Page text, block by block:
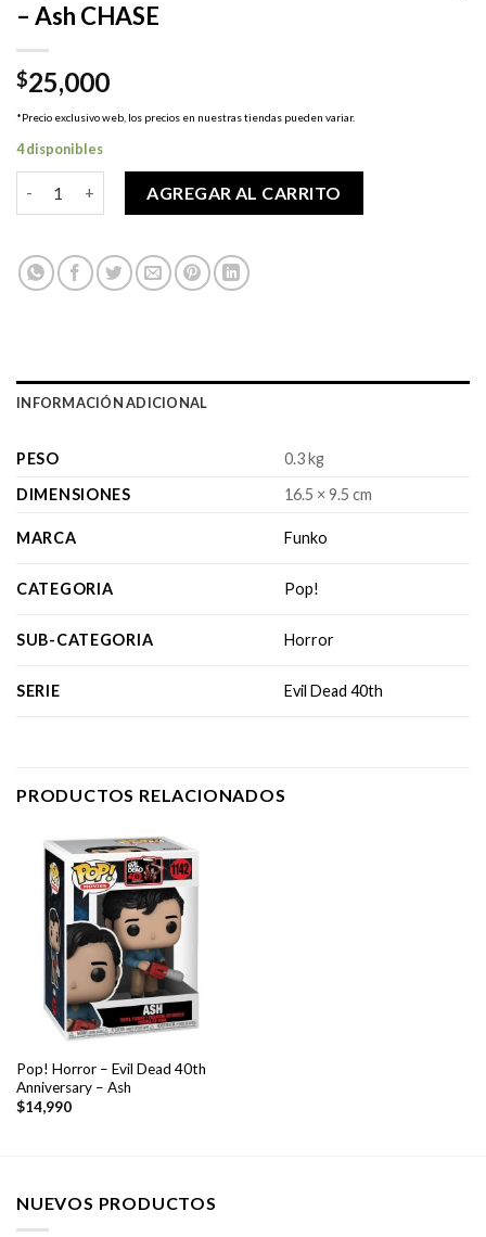
– Ash CHASE
$25,000
*Precio exclusivo web, los precios en nuestras tiendas pueden variar.
4 disponibles
AGREGAR AL CARRITO
INFORMACIÓN ADICIONAL
PESO
0.3 kg
DIMENSIONES
16.5 × 9.5 cm
MARCA Funko
CATEGORIA Pop!
SUB-CATEGORIA Horror
SERIE Evil Dead 40th
PRODUCTOS RELACIONADOS
Pop! Horror – Evil Dead 40th
Anniversary – Ash
$14,990
NUEVOS PRODUCTOS